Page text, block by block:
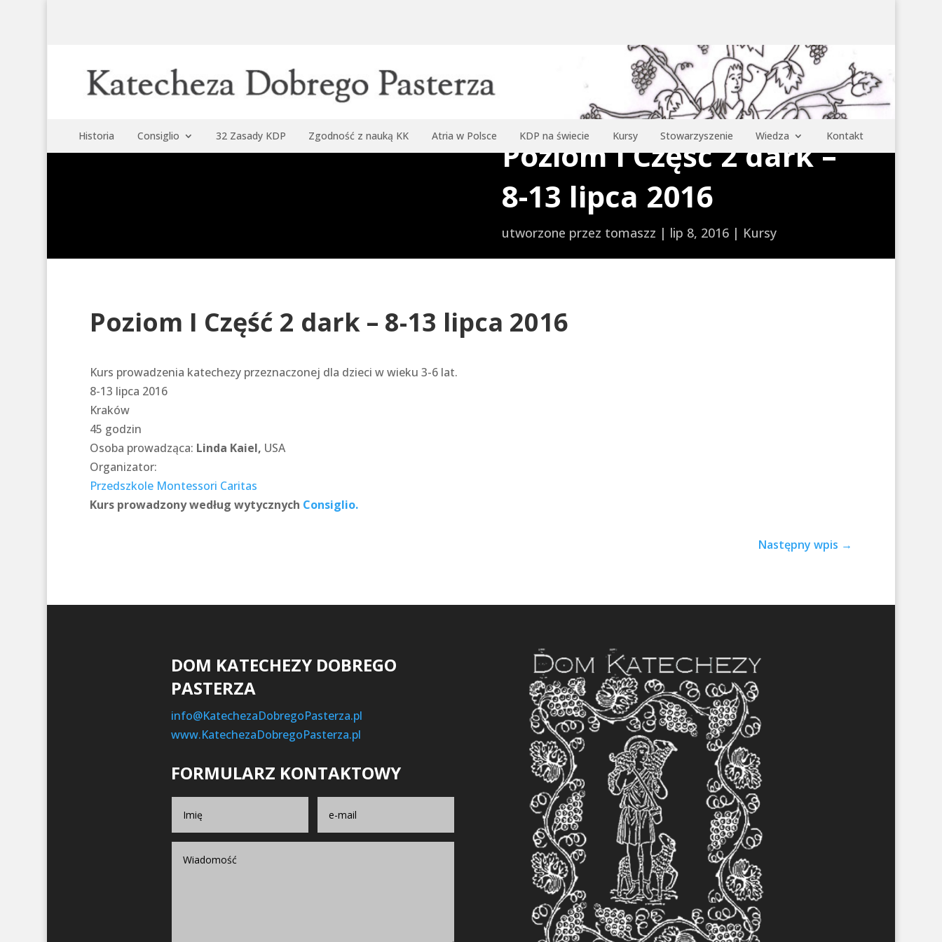
Historia Consiglio 32 Zasady KDP Zgodność z nauką KK Atria w Polsce KDP na świecie Kursy Stowarzyszenie Wiedza Kontakt
Poziom I Część 2 dark –
8-13 lipca 2016
utworzone przez tomaszz | lip 8, 2016| Kursy
Poziom I Część 2 dark – 8-13 lipca 2016
Kurs prowadzenia katechezy przeznaczonej dla dzieci w wieku 3-6 lat.
8-13 lipca 2016
Kraków
45 godzin
Osoba prowadząca: Linda Kaiel, USA
Organizator:
Przedszkole Montessori Caritas
Kurs prowadzony według wytycznych Consiglio.
Następny wpis →
DOM KATECHEZY DOBREGO
PASTERZA
info@KatechezaDobregoPasterza.pl
www.KatechezaDobregoPasterza.pl
FORMULARZ KONTAKTOWY